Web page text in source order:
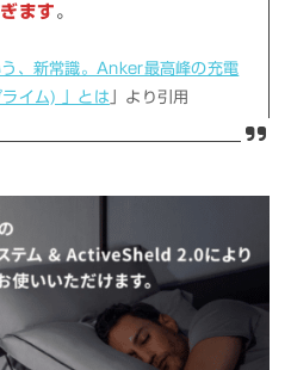
ます 。
う、新常識。Anker最高峰の充電
イム) 」とは 」より引用